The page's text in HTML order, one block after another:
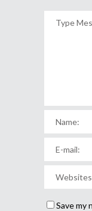
Save my